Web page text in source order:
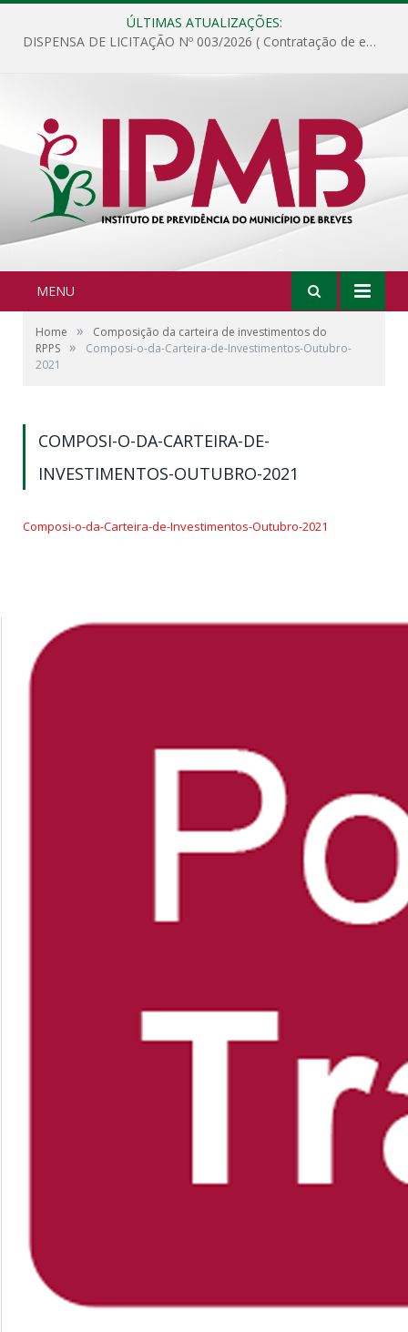
ÚLTIMAS ATUALIZAÇÕES:
DISPENSA DE LICITAÇÃO Nº 003/2026 ( Contratação de empresa para fornecimento de gêneros alimentícios não perecíveis, materiais de expediente, descartáveis, copa e cozinha, para análise e posterior publicação.)
MENU
Home »
Composição da carteira de investimentos do
RPPS »
Composi-o-da-Carteira-de-Investimentos-Outubro-
2021
COMPOSI-O-DA-CARTEIRA-DE-
INVESTIMENTOS-OUTUBRO-2021
Composi-o-da-Carteira-de-Investimentos-Outubro-2021